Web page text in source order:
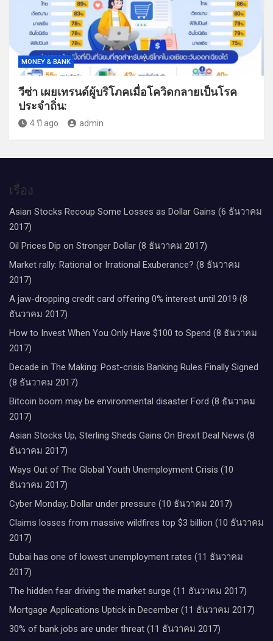
MONEY & BANK
วีซ่า เผยเทรนด์ผู้บริโภคเมื่อโควิดกลายเป็นโรค
ประจำถิ่น:
4 ปี ago admin
เรื่อง
Asian Stocks Recoup Some Losses as Dollar Gains (6 ธันวาคม
2017)
Oil Prices Dip on Stronger Dollar (8 ธันวาคม 2017)
Market rally: Rational or Irrational Exuberance? (8 ธันวาคม
2017)
A jaw-dropping credit card offering 0% interest until 2019 (8
ธันวาคม 2017)
How to Invest When You Only Have $100 to Spend (8 ธันวาคม
2017)
Decade in The Making: Post-crisis Banking Rules Finally Signed
(8 ธันวาคม 2017)
Bitcoin boom may be environmental disaster Ford (8 ธันวาคม
2017)
Asian Stocks Up, Sterling Sheds Gains On Brexit Deal News (8
ธันวาคม 2017)
Ways Out of The Global Youth Unemployment Crisis (10
ธันวาคม 2017)
Cyber Monday; Dollar under pressure (10 ธันวาคม 2017)
Claims losses from massive wildfires top $3 billion (10 ธันวาคม
2017)
Dubai has one of lowest unemployment rates (11 ธันวาคม
2017)
The hidden fear driving the market surge (11 ธันวาคม 2017)
Mortgage Applications Uptick in December (11 ธันวาคม 2017)
30% of bank jobs are under threat (11 ธันวาคม 2017)